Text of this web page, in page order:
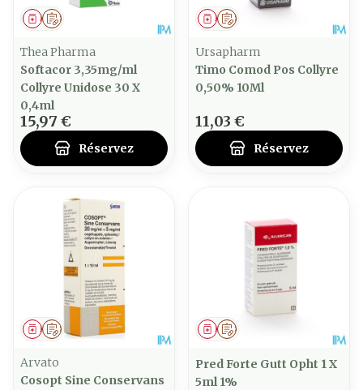
Sur prescription
Médicament
Thea Pharma
Softacor 3,35mg/ml
Collyre Unidose 30 X
0,4ml
15,97 €
Réservez
Sur prescription
Médicament
Ursapharm
Timo Comod Pos Collyre
0,50% 10Ml
11,03 €
Réservez
Sur prescription
Médicament
Arvato
Cosopt Sine Conservans
Sur prescription
Médicament
Pred Forte Gutt Opht 1 X
5ml 1%